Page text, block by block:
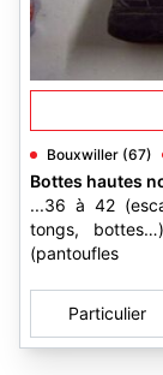
Bouxwiller (67)
Bottes hautes
...36 à 42
tongs,
(pantoufles
Particulier